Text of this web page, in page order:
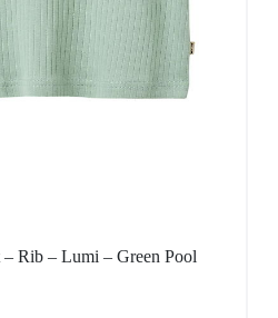
– Rib – Lumi – Green Pool